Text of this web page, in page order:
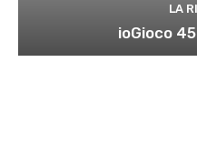
LA
ioGioco